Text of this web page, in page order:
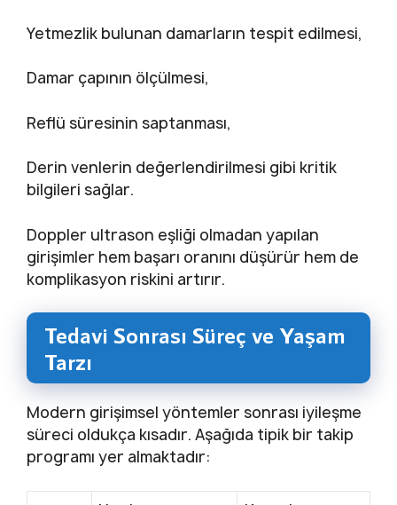
Yetmezlik bulunan damarların tespit edilmesi,
Damar çapının ölçülmesi,
Reflü süresinin saptanması,
Derin venlerin değerlendirilmesi gibi kritik
bilgileri sağlar.
Doppler ultrason eşliği olmadan yapılan
girişimler hem başarı oranını düşürür hem de
komplikasyon riskini artırır.
Tedavi Sonrası Süreç ve Yaşam
Tarzı
Modern girişimsel yöntemler sonrası iyileşme
süreci oldukça kısadır. Aşağıda tipik bir takip
programı yer almaktadır: